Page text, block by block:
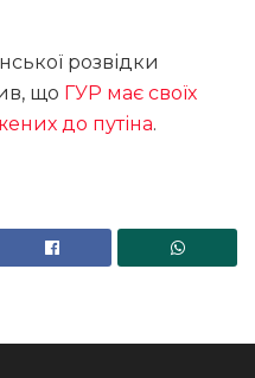
розвідки
що ГУР має своїх
до путіна.